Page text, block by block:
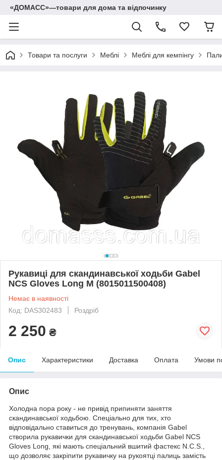
«ДОМАСС»—товари для дома та відпочинку
Товари та послуги Меблі Меблі для кемпінгу
Рукавиці для скандинавської ходьби Gabel
NCS Gloves Long M (8015011500408)
Немає в наявності
Код: DAS302483
Роздріб
2 250 ₴
Опис Характеристики Доставка Оплата Умови
Опис
Холодна пора року - не привід припиняти заняття
скандинавської ходьбою. Спеціально для тих, хто
відповідально ставиться до тренувань, компанія Gabel
створила рукавички для скандинавської ходьби Gabel NCS
Gloves Long, які мають спеціальний вшитий фастекс N.C.S.,
що дозволяє закріпити рукавичку на рукоятці палиць замість